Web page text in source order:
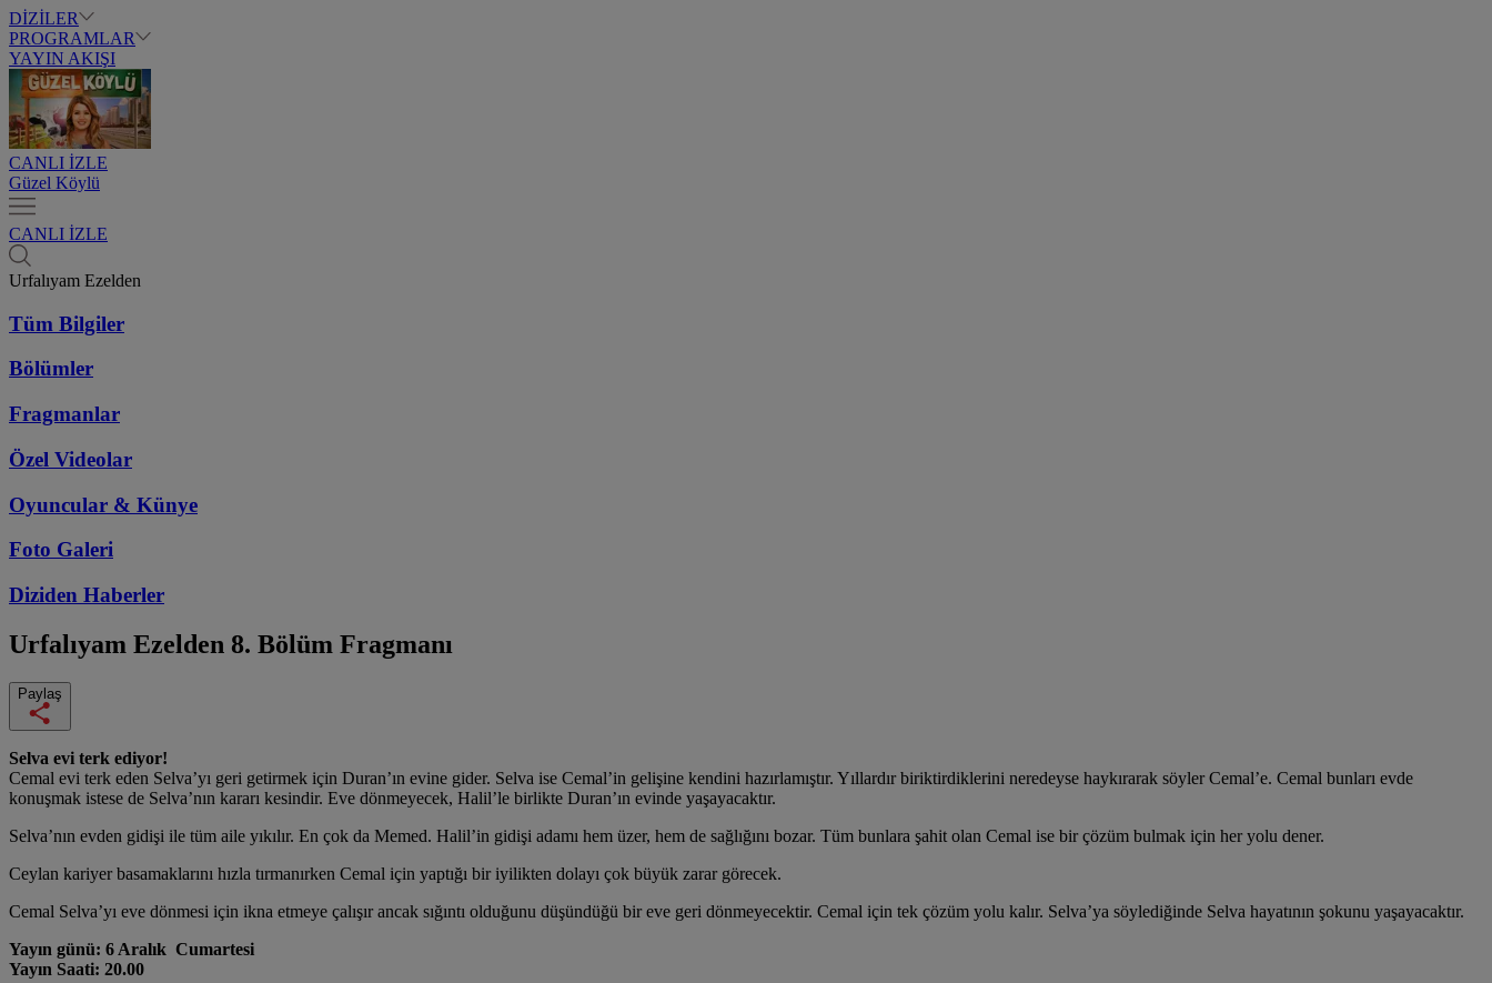
DİZİLER
PROGRAMLAR
YAYIN AKIŞI
CANLI İZLE
Güzel Köylü
CANLI İZLE
Urfalıyam Ezelden
Tüm Bilgiler
Bölümler
Fragmanlar
Özel Videolar
Oyuncular & Künye
Foto Galeri
Diziden Haberler
Urfalıyam Ezelden 8. Bölüm Fragmanı
Paylaş
Selva evi terk ediyor!
Cemal evi terk eden Selva’yı geri getirmek için Duran’ın evine gider. Selva ise Cemal’in gelişine kendini hazırlamıştır. Yıllardır biriktirdiklerini neredeyse haykırarak söyler Cemal’e. Cemal bunları evde
konuşmak istese de Selva’nın kararı kesindir. Eve dönmeyecek, Halil’le birlikte Duran’ın evinde yaşayacaktır.
Selva’nın evden gidişi ile tüm aile yıkılır. En çok da Memed. Halil’in gidişi adamı hem üzer, hem de sağlığını bozar. Tüm bunlara şahit olan Cemal ise bir çözüm bulmak için her yolu dener.
Ceylan kariyer basamaklarını hızla tırmanırken Cemal için yaptığı bir iyilikten dolayı çok büyük zarar görecek.
Cemal Selva’yı eve dönmesi için ikna etmeye çalışır ancak sığıntı olduğunu düşündüğü bir eve geri dönmeyecektir. Cemal için tek çözüm yolu kalır. Selva’ya söylediğinde Selva hayatının şokunu yaşayacaktır.
Yayın günü: 6 Aralık Cumartesi
Yayın Saati: 20.00